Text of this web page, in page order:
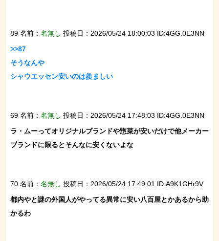
89 名前： 名無し 投稿日：2026/05/24 18:00:03 ID:4GG.0E3NN
>>87
そうなんや
シャウエッセン安いのは羨ましい
69 名前： 名無し 投稿日：2026/05/24 17:48:03 ID:4GG.0E3NN
ラ・ムーってオリジナルブランドや惣菜が安いだけで他メーカー
ブランドに限るとそんなに安くないよな
70 名前： 名無し 投稿日：2026/05/24 17:49:01 ID:A9K1GHr9V
都内やと謎の外国人がやってる異常に安い八百屋とかあるから助
かるわ